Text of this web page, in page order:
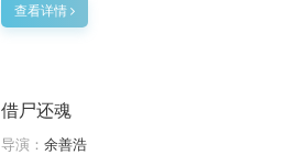
查看详情
借尸还魂
导演： 余善浩